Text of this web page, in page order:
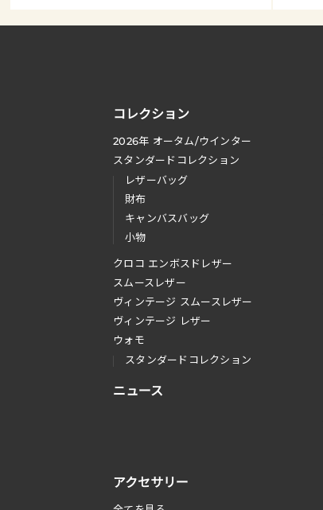
コレクション
2026年 オータム/ウインター
スタンダードコレクション
レザーバッグ
財布
キャンバスバッグ
小物
クロコ エンボスドレザー
スムースレザー
ヴィンテージ スムースレザー
ヴィンテージ レザー
ウォモ
スタンダードコレクション
ニュース
アクセサリー